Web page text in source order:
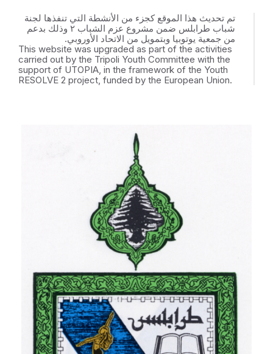
تم تحديث هذا الموقع كجزء من الأنشطة التي تنفذها لجنة
شباب طرابلس ضمن مشروع عزم الشباب ٢ وذلك بدعم
من جمعية يوتوبيا وبتمويل من الاتحاد الأوروبي.
This website was upgraded as part of the activities
carried out by the Tripoli Youth Committee with the
support of UTOPIA, in the framework of the Youth
RESOLVE 2 project, funded by the European Union.